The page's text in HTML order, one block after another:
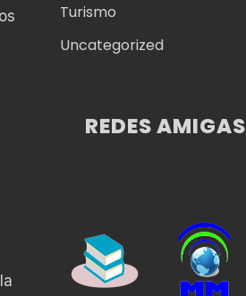
Turismo
Uncategorized
REDES AMIGAS